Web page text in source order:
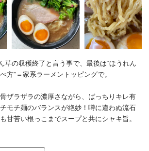
草の収穫終了と言う事で、最後は“ほうれん
方”＝家系ラーメントッピングで。
ザラザラの濃厚さながら、ばっちりキレ有
モチ麺のバランスが絶妙！噂に違わぬ流石
甘苦い根っこまでスープと共にシャキ旨。